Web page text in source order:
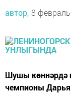
автор, 8
Шушы көннәрдә
чемпионы Дарья